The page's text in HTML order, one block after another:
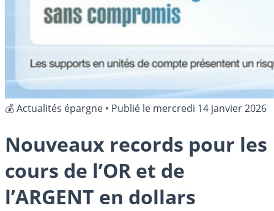
💰 Actualités épargne • Publié le mercredi 14 janvier 2026
Nouveaux records pour les
cours de l’OR et de
l’ARGENT en dollars